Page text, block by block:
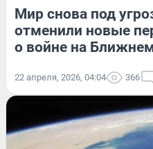
Мир снова под
отменили новые
о войне на
22 апреля, 2026, 04:04 366